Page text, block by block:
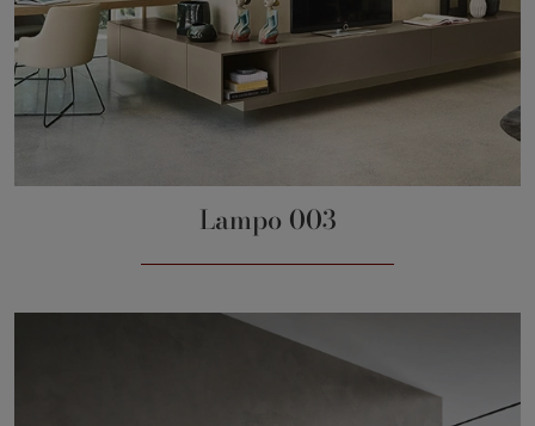
Lampo 003